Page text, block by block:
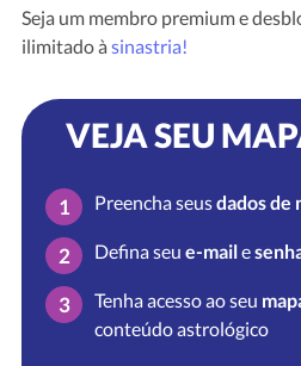
Seja um membro premium e
ilimitado à sinastria!
VEJA SEU
1 Preencha seusdados de
2 Defina seu e-maile
3 Tenha acesso ao seu
conteúdo astrológico